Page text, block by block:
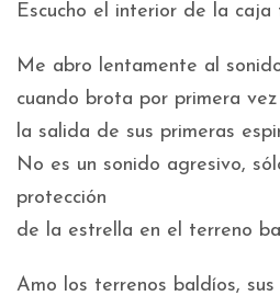
Escucho el interior de la
Me abro lentamente al
cuando brota por primera
la salida de sus primeras
No es un sonido agresivo,
protección
de la estrella en el terreno
Amo los terrenos baldíos,